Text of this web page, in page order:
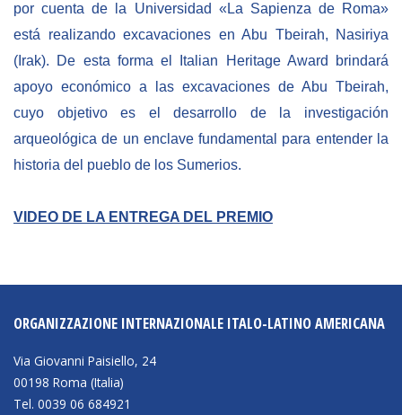
por cuenta de la Universidad «La Sapienza de Roma»
está realizando excavaciones en Abu Tbeirah, Nasiriya
(Irak). De esta forma el Italian Heritage Award brindar
apoyo económico a las excavaciones de Abu Tbeirah,
cuyo objetivo es el desarrollo de la investigación
arqueológica de un enclave fundamental para entender la
historia del pueblo de los Sumerios.
VIDEO DE LA ENTREGA DEL PREMIO
ORGANIZZAZIONE INTERNAZIONALE ITALO-LATINO AMERICANA
Via Giovanni Paisiello, 24
00198 Roma (Italia)
Tel. 0039 06 684921